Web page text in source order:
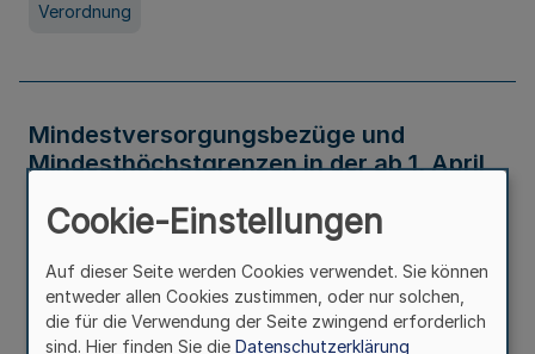
Verordnung
Mindestversorgungsbezüge und
Mindesthöchstgrenzen in der ab 1. April
Verwaltungsvorschrift
Cookie-Einstellungen
Auf dieser Seite werden Cookies verwendet. Sie können
entweder allen Cookies zustimmen, oder nur solchen,
die für die Verwendung der Seite zwingend erforderlich
sind. Hier finden Sie die Datenschutzerklärung